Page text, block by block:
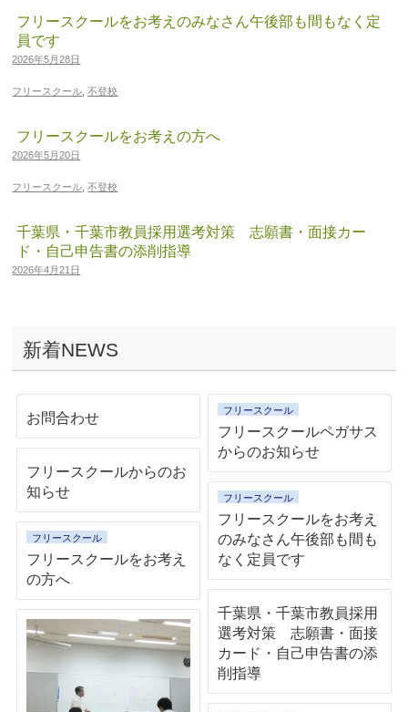
フリースクールをお考えのみなさん午後部も間もなく定
員です
2026年5月28日
フリースクール ,不登校
フリースクールをお考えの方へ
2026年5月20日
フリースクール ,不登校
千葉県・千葉市教員採用選考対策 志願書・面接カー
ド・自己申告書の添削指導
2026年4月21日
新着NEWS
お問合わせ フリースクール
フリースクールペガサス
からのお知らせ
フリースクールからのお
知らせ
フリースクール
フリースクールをお考え
のみなさん午後部も間も
なく定員です
フリースクール
フリースクールをお考え
の方へ
千葉県・千葉市教員採用
選考対策 志願書・面接
カード・自己申告書の添
削指導